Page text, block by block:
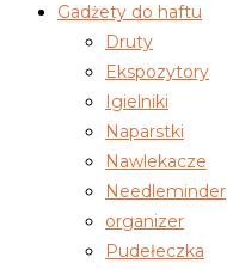
Gadżety do haftu
Druty
Ekspozytory
Igielniki
Naparstki
Nawlekacze
Needleminder
organizer
Pudełeczka